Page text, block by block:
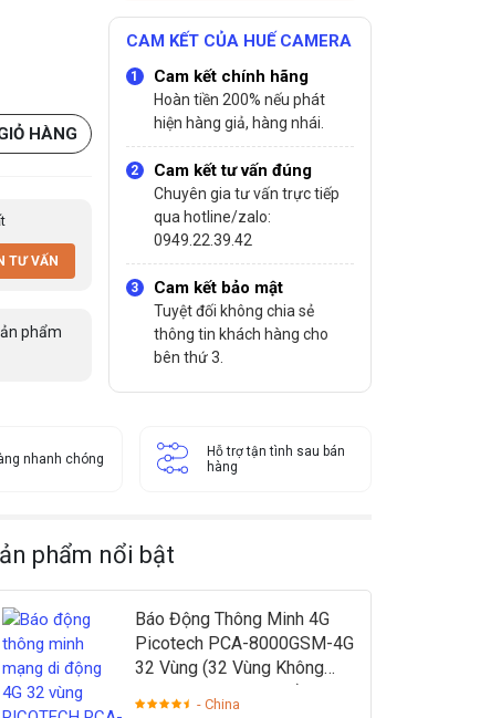
HÀNG
TƯ VẤN
phẩm
CAM KẾT CỦA HUẾ CAMERA
Cam kết chính hãng
Hoàn tiền 200% nếu phát
hiện hàng giả, hàng nhái.
Cam kết tư vấn đúng
Chuyên gia tư vấn trực tiếp
qua hotline/zalo:
0949.22.39.42
Cam kết bảo mật
Tuyệt đối không chia sẻ
thông tin khách hàng cho
bên thứ 3.
nhanh chóng
Hỗ trợ tận tình sau bán
hàng
phẩm nổi bật
Báo Động Thông Minh 4G
Picotech PCA-8000GSM-4G
32 Vùng (32 Vùng Không
Dây + 2 Vùng Có Dây)
- China